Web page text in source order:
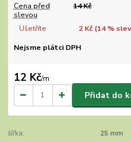
Cena před
slevou
14 Kč
Ušetříte 2 Kč (14%
Nejsme plátci DPH
12 Kč/m
Přidat do
šířka: 25 mm